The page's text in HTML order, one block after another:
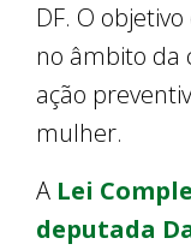
DF. O
no âmbito da
ação
mulher.
A Lei
deputada